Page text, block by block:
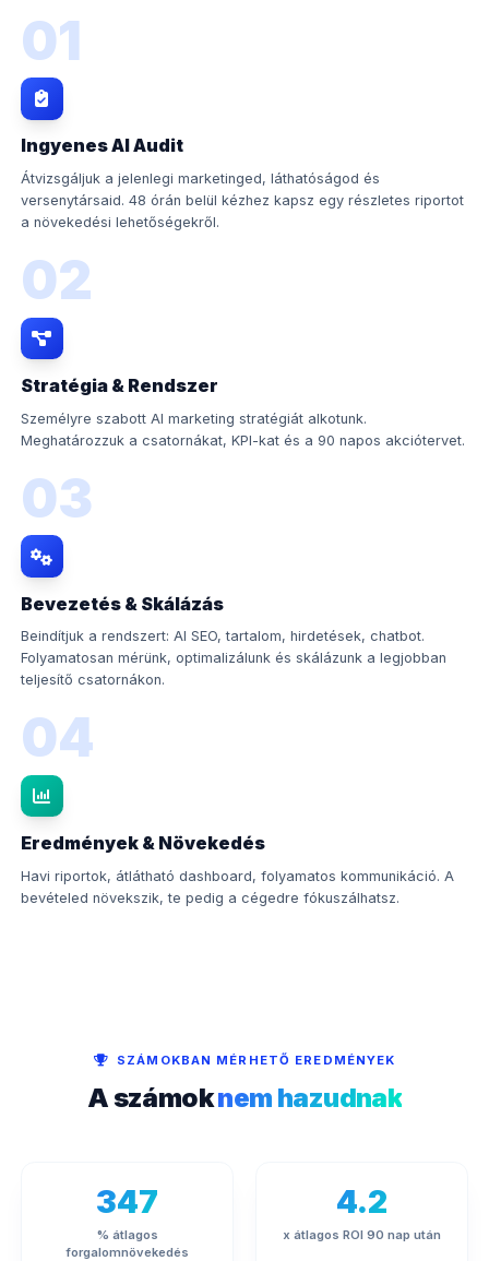
01
Ingyenes AI Audit
Átvizsgáljuk a jelenlegi marketinged, láthatóságod és
versenytársaid. 48 órán belül kézhez kapsz egy részletes riportot
a növekedési lehetőségekről.
02
Stratégia & Rendszer
Személyre szabott AI marketing stratégiát alkotunk.
Meghatározzuk a csatornákat, KPI-kat és a 90 napos akciótervet.
03
Bevezetés & Skálázás
Beindítjuk a rendszert: AI SEO, tartalom, hirdetések, chatbot.
Folyamatosan mérünk, optimalizálunk és skálázunk a legjobban
teljesítő csatornákon.
04
Eredmények & Növekedés
Havi riportok, átlátható dashboard, folyamatos kommunikáció. A
bevételed növekszik, te pedig a cégedre fókuszálhatsz.
SZÁMOKBAN MÉRHETŐ EREDMÉNYEK
A számoknem hazudnak
347
% átlagos
forgalomnövekedés
4.2
x átlagos ROI 90 nap után